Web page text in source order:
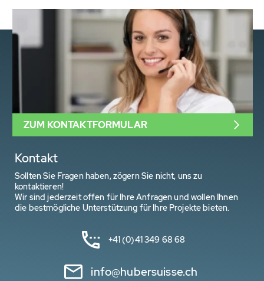
Kontakt
Sollten Sie Fragen haben, zögern Sie nicht, uns zu
kontaktieren!
Wir sind jederzeit offen für Ihre Anfragen und wollen Ihnen
die bestmögliche Unterstützung für Ihre Projekte bieten.
+41 (0)41 349 68 68
info@hubersuisse.ch
ZUM KONTAKTFORMULAR